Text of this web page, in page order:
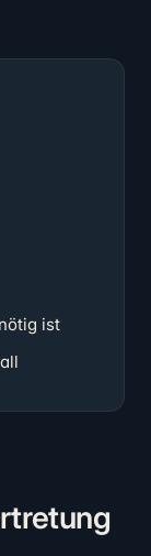
ist